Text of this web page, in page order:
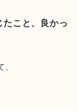
こと、良かっ